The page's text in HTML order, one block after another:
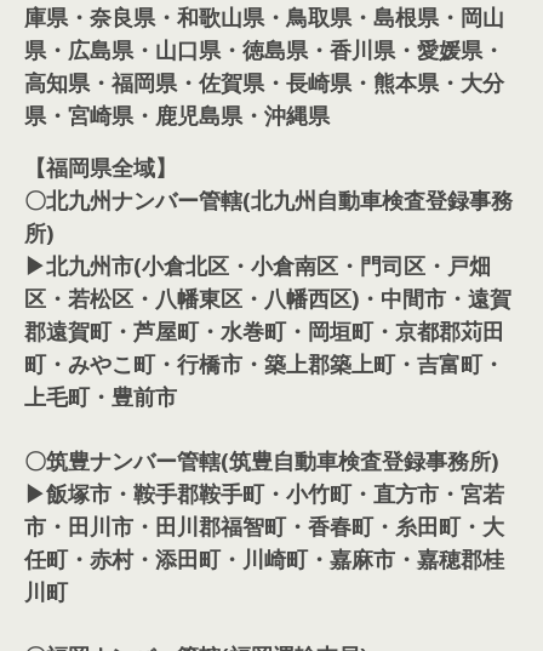
庫県・奈良県・和歌山県・鳥取県・島根県・岡山
県・広島県・山口県・徳島県・香川県・愛媛県・
高知県・福岡県・佐賀県・長崎県・熊本県・大分
県・宮崎県・鹿児島県・沖縄県
【福岡県全域】
〇北九州ナンバー管轄(北九州自動車検査登録事務
所)
▶北九州市(小倉北区・小倉南区・門司区・戸畑
区・若松区・八幡東区・八幡西区)・中間市・遠賀
郡遠賀町・芦屋町・水巻町・岡垣町・京都郡苅田
町・みやこ町・行橋市・築上郡築上町・吉富町・
上毛町・豊前市
〇筑豊ナンバー管轄(筑豊自動車検査登録事務所)
▶飯塚市・鞍手郡鞍手町・小竹町・直方市・宮若
市・田川市・田川郡福智町・香春町・糸田町・大
任町・赤村・添田町・川崎町・嘉麻市・嘉穂郡桂
川町